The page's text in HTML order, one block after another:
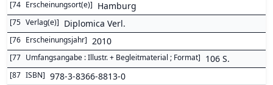
[74 Erscheinungsort(e)] Hamburg
[75 Verlag(e)] Diplomica Verl.
[76 Erscheinungsjahr] 2010
[77 Umfangsangabe : Illustr. + Begleitmaterial ; Format] 106 S.
[87 ISBN] 978-3-8366-8813-0